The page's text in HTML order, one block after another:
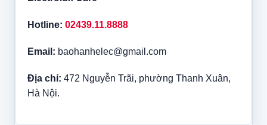
Hotline: 02439.11.8888
Email: baohanhelec@gmail.com
Địa chỉ: 472 Nguyễn Trãi, phường Thanh Xuân,
Hà Nội.